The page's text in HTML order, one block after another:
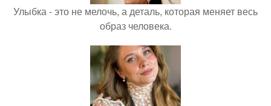
Улыбка - это не мелочь, а деталь, которая меняет весь
образ человека.